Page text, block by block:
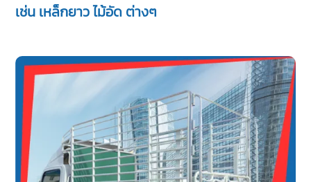
เช่น เหล็กยาว ไม้อัด ต่างๆ